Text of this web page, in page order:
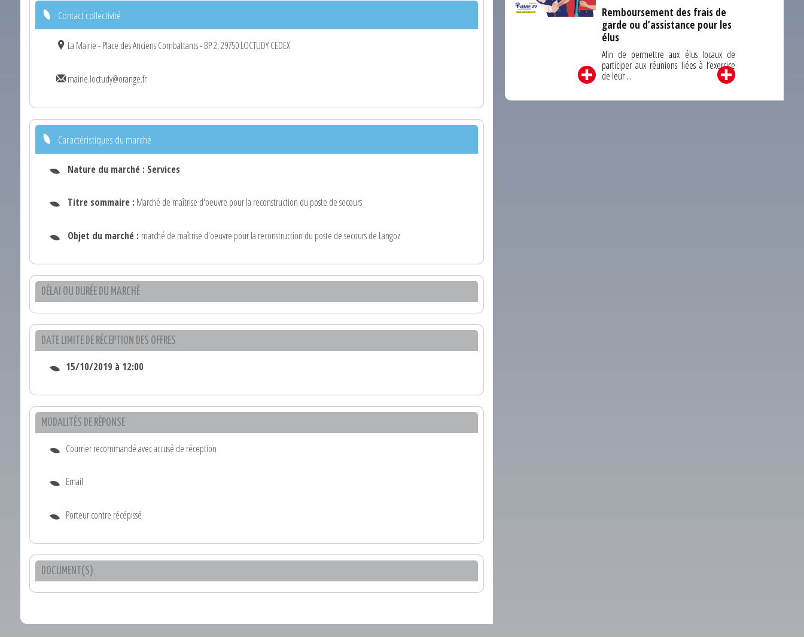
Contact collectivité
La Mairie - Place des Anciens Combattants - BP 2, 29750 LOCTUDY CEDEX
mairie.loctudy@orange.fr
Caractéristiques du marché
Nature du marché : Services
Titre sommaire : Marché de maîtrise d'oeuvre pour la reconstruction du poste de secours
Objet du marché : marché de maîtrise d'oeuvre pour la reconstruction du poste de secours de Langoz
DÉLAI OU DURÉE DU MARCHÉ
DATE LIMITE DE RÉCEPTION DES OFFRES
15/10/2019 à 12:00
MODALITÉS DE RÉPONSE
Courrier recommandé avec accusé de réception
Email
Porteur contre récépissé
DOCUMENT(S)
Remboursement des frais de
garde ou d’assistance pour les
élus
Afin de permettre aux élus locaux de
participer aux réunions liées à l’exercice
de leur ...